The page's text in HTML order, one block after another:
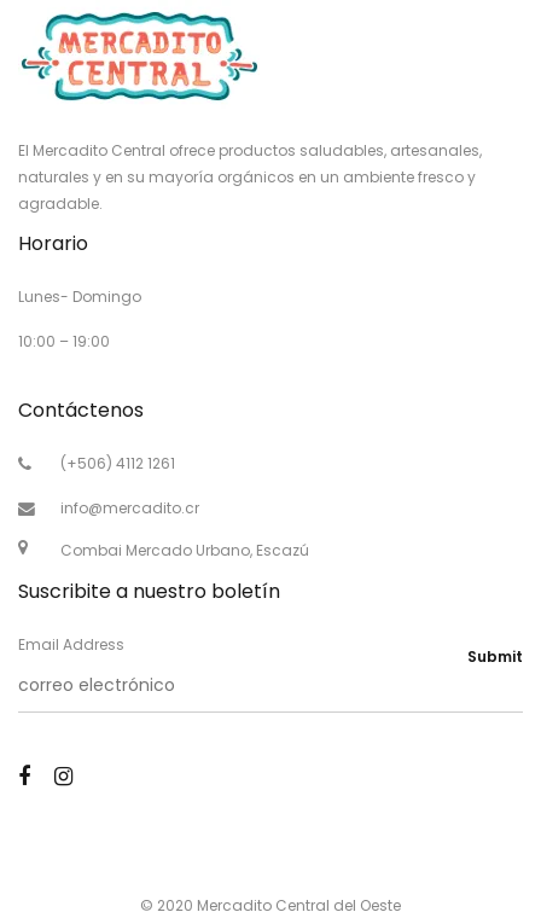
El Mercadito Central ofrece productos saludables, artesanales,
naturales y en su mayoría orgánicos en un ambiente fresco y
agradable.
Horario
Lunes- Domingo
10:00 – 19:00
Contáctenos
(+506) 4112 1261
info@mercadito.cr
Combai Mercado Urbano, Escazú
Suscribite a nuestro boletín
Email Address
Submit
© 2020 Mercadito Central del Oeste